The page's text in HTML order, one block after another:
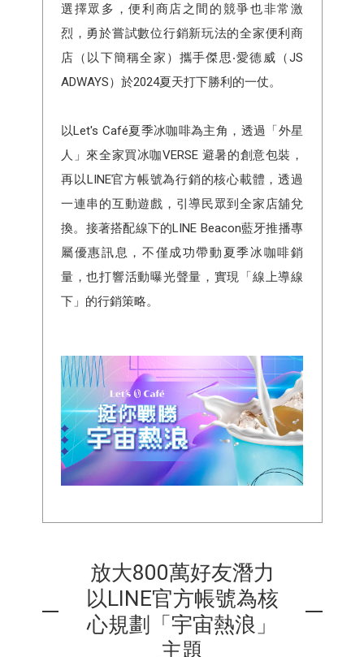
選擇眾多，便利商店之間的競爭也非常激
烈，勇於嘗試數位行銷新玩法的全家便利商
店（以下簡稱全家）攜手傑思‧愛德威（JS
ADWAYS）於2024夏天打下勝利的一仗。
以Let's Café夏季冰咖啡為主角，透過「外星
人」來全家買冰咖VERSE 避暑的創意包裝，
再以LINE官方帳號為行銷的核心載體，透過
一連串的互動遊戲，引導民眾到全家店舖兌
換。接著搭配線下的LINE Beacon藍牙推播專
屬優惠訊息，不僅成功帶動夏季冰咖啡銷
量，也打響活動曝光聲量，實現「線上導線
下」的行銷策略。
放大800萬好友潛力
以LINE官方帳號為核
心規劃「宇宙熱浪」
主題